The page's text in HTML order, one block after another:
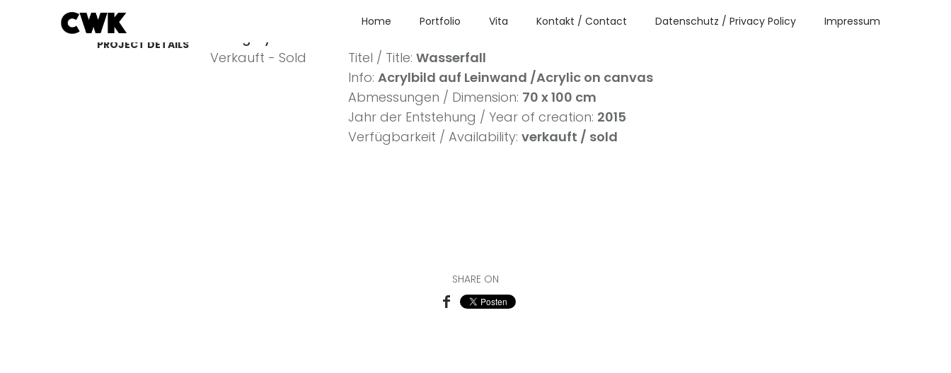
Home Portfolio Vita Kontakt / Contact Datenschutz / Privacy Policy
Impressum
PROJECT DETAILS
Category
Verkauft - Sold
Titel / Title: Wasserfall
Info: Acrylbild auf Leinwand /Acrylic on canvas
Abmessungen / Dimension: 70 x 100 cm
Jahr der Entstehung / Year of creation: 2015
Verfügbarkeit / Availability: verkauft / sold
SHARE ON